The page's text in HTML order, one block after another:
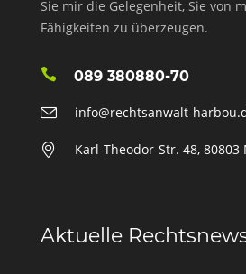
Sie mir die Gelegenheit, Sie von
Fähigkeiten zu überzeugen.
089 380880-70
info@rechtsanwalt-
Karl-Theodor-Str. 48, 80803
Aktuelle